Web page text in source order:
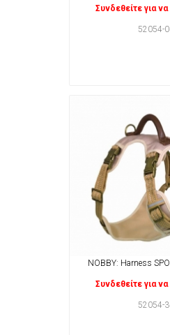
Συνδεθείτε για να
52054-
NOBBY: Harness
Συνδεθείτε για να
52054-